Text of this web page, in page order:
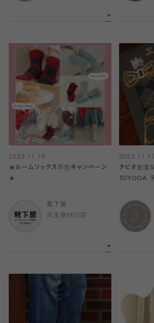
2023.11.18
★ルームソックス早割キャンペーン
★
靴下屋
天王寺MIO店
2023.11.17
タビオ創業
TOYODA